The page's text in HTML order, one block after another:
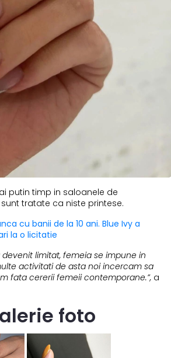
putin timp in saloanele de
tratate ca niste printese.
cu banii de la 10 ani. Blue Ivy a
la o licitatie
devenit limitat, femeia se impune in
activitati de asta noi incercam sa
fata cererii femeii contemporane.”, a
foto